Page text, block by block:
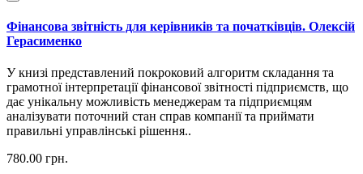
Фінансова звітність для керівників та початківців. Олексій
Герасименко
У книзі представлений покроковий алгоритм складання та
грамотної інтерпретації фінансової звітності підприємств, що
дає унікальну можливість менеджерам та підприємцям
аналізувати поточний стан справ компанії та приймати
правильні управлінські рішення..
780.00 грн.